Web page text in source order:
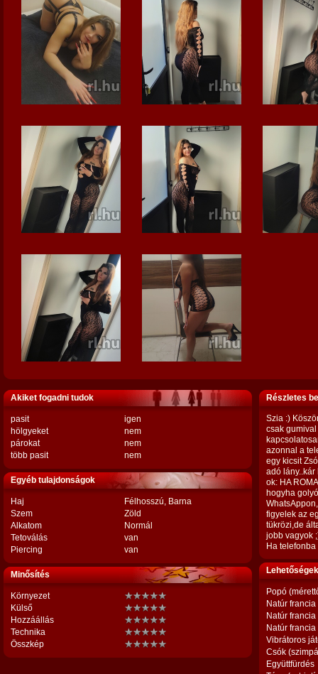
Akiket fogadni tudok
pasit
igen
hölgyeket
nem
párokat
nem
több pasit
nem
Egyéb tulajdonságok
Haj
Félhosszú, Barna
Szem
Zöld
Alkatom
Normál
Tetoválás
van
Piercing
van
Minősítés
Környezet
Külső
Hozzáállás
Technika
Összkép
Részletes
Szia :)
csak
azonnal a
egy kicsit
adó
ok: HA
hogyha
figyelek az
tükrözi,de
jobb vagyok
Ha
Popó
Natúr francia
Natúr
Natúr
Vibrátoros
Csók
Együttfürdés